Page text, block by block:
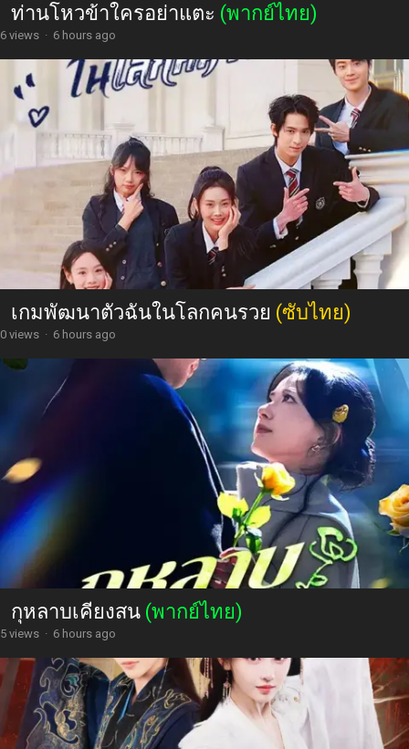
ท่านโหวข้าใครอย่าแตะ (พากย์ไทย)
6 views · 6 hours ago
เกมพัฒนาตัวฉันในโลกคนรวย (ซับไทย)
0 views · 6 hours ago
กุหลาบเคียงสน (พากย์ไทย)
5 views · 6 hours ago